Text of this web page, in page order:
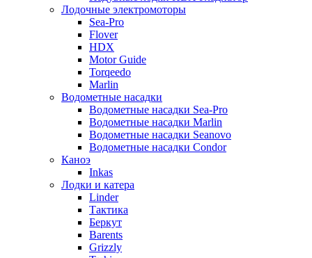
Лодочные электромоторы
Sea-Pro
Flover
HDX
Motor Guide
Torqeedo
Marlin
Водометные насадки
Водометные насадки Sea-Pro
Водометные насадки Marlin
Водометные насадки Seanovo
Водометные насадки Condor
Каноэ
Inkas
Лодки и катера
Linder
Тактика
Беркут
Barents
Grizzly